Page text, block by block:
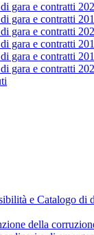
gara e contratti
gara e contratti
gara e contratti
gara e contratti
gara e contratti
gara e contratti
e Catalogo di
della